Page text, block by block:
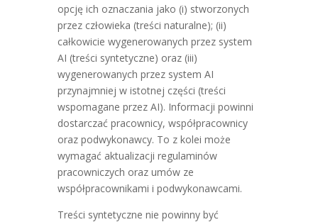
opcję ich oznaczania jako (i) stworzonych
przez człowieka (treści naturalne); (ii)
całkowicie wygenerowanych przez system
AI (treści syntetyczne) oraz (iii)
wygenerowanych przez system AI
przynajmniej w istotnej części (treści
wspomagane przez AI). Informacji powinni
dostarczać pracownicy, współpracownicy
oraz podwykonawcy. To z kolei może
wymagać aktualizacji regulaminów
pracowniczych oraz umów ze
współpracownikami i podwykonawcami.
Treści syntetyczne nie powinny być